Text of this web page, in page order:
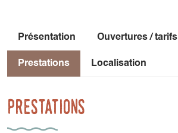
Présentation Ouvertures / tarifs
Prestations Localisation
Prestations